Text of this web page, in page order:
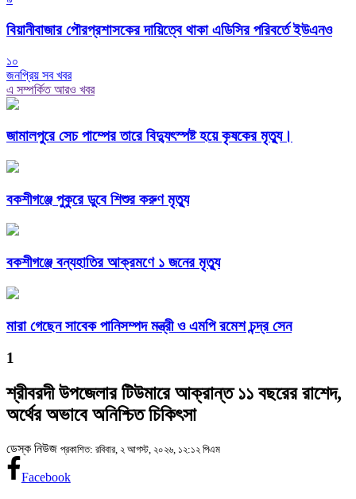
বিয়ানীবাজার পৌরপ্রশাসকের দায়িত্বে থাকা এডিসির পরিবর্তে ইউএনও
১০
জনপ্রিয় সব খবর
এ সম্পর্কিত আরও খবর
জামালপুরে সেচ পাম্পের তারে বিদ্যুৎস্পষ্ট হয়ে কৃষকের মৃত্যু।
বকশীগঞ্জে পুকুরে ডুবে শিশুর করুণ মৃত্যু
বকশীগঞ্জে বন্যহাতির আক্রমণে ১ জনের মৃত্যু
মারা গেছেন সাবেক পানিসম্পদ মন্ত্রী ও এমপি রমেশ চন্দ্র সেন
1
শ্রীবরদী উপজেলার টিউমারে আক্রান্ত ১১ বছরের রাশেদ,
অর্থের অভাবে অনিশ্চিত চিকিৎসা
ডেস্ক নিউজ প্রকাশিত: রবিবার, ২ আগস্ট, ২০২৬, ১২:১২ পিএম
Facebook